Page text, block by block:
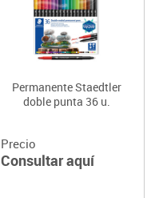
Permanente Staedtler
doble punta 36 u.
Precio
Consultar aquí